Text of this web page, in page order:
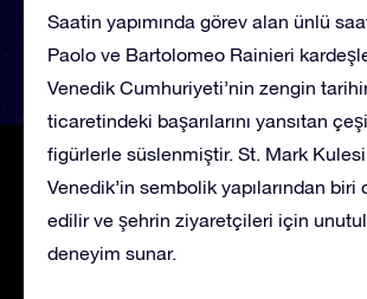
Saatin yapımında görev alan ünlü
Paolo ve Bartolomeo Rainieri
Venedik Cumhuriyeti’nin zengin
ticaretindeki başarılarını yansıtan
figürlerle süslenmiştir. St. Mark
Venedik’in sembolik yapılarından biri
edilir ve şehrin ziyaretçileri için
deneyim sunar.